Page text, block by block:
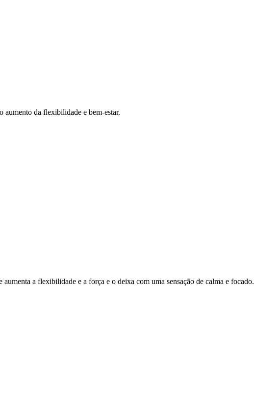
aumento da flexibilidade e bem-estar.
a flexibilidade e a força e o deixa com uma sensação de calma e focado.